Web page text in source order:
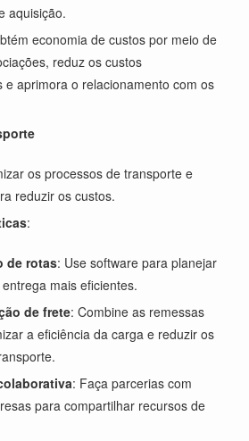
aquisição.
economia de custos por meio de
reduz os custos
e aprimora o relacionamento com os
os processos de transporte e
reduzir os custos.
:
de rotas: Use software para planejar
mais eficientes.
de frete: Combine as remessas
a eficiência da carga e reduzir os
: Faça parcerias com
para compartilhar recursos de